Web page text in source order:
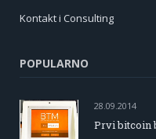
Kontakt i Consulting
POPULARNO
28.09.2014
Prvi bitcoin